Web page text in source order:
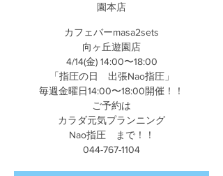
園本店
カフェバーmasa2sets
向ヶ丘遊園店
4/14(金) 14:00〜18:00
「指圧の日 出張Nao指圧」
毎週金曜日14:00〜18:00開催！！
ご予約は
カラダ元気プランニング
Nao指圧 まで！！
044-767-1104